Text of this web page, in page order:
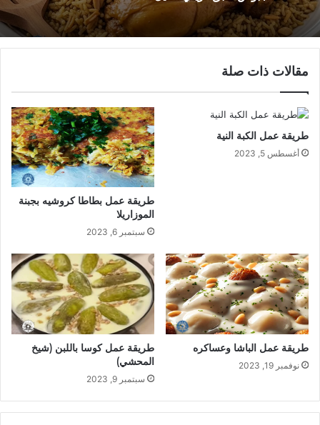
مقالات ذات صلة
طريقة عمل الكبة النية
أغسطس 5, 2023
طريقة عمل بطاطا كروشيه بجبنة
الموزاريلا
سبتمبر 6, 2023
طريقة عمل الباشا وعساكره
نوفمبر 19, 2023
طريقة عمل كوسا باللبن (شيخ
المحشي)
سبتمبر 9, 2023